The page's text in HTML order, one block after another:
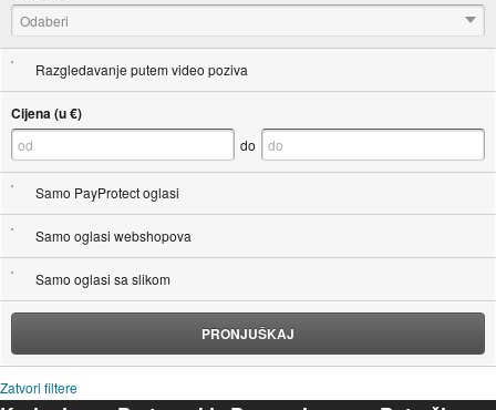
Odaberi
Razgledavanje putem video poziva
Cijena (u €)
do
Samo PayProtect oglasi
Samo oglasi webshopova
Samo oglasi sa slikom
PRONJUŠKAJ
Zatvori filtere